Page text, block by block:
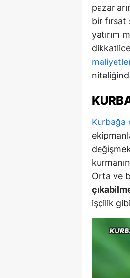
bir fırsat
yatırım
Kurbağa
Orta ve
işçilik